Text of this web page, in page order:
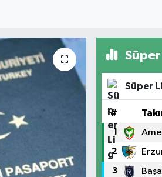
Süper
#
1
2
3